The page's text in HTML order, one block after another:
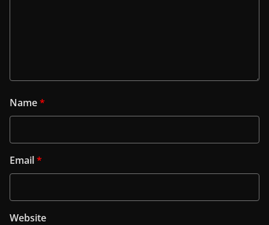
Name*
Email*
Website